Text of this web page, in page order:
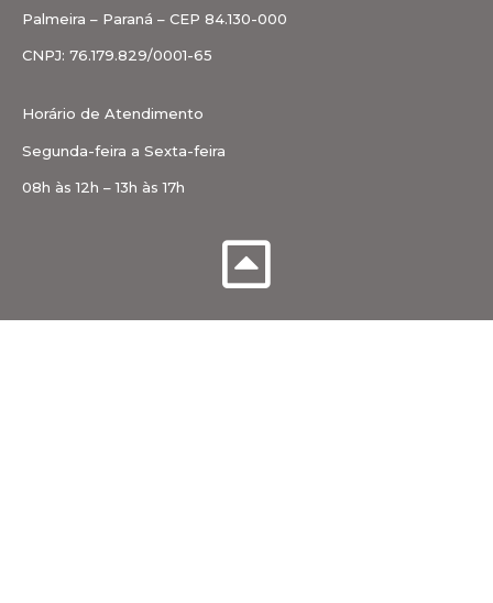
Palmeira – Paraná – CEP 84.130-000
CNPJ: 76.179.829/0001-65
Horário de Atendimento
Segunda-feira a Sexta-feira
08h às 12h – 13h às 17h